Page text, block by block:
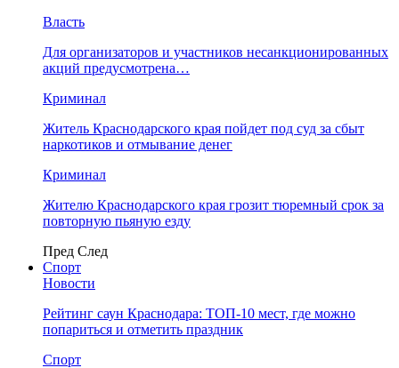
Власть
Для организаторов и участников несанкционированных
акций предусмотрена…
Криминал
Житель Краснодарского края пойдет под суд за сбыт
наркотиков и отмывание денег
Криминал
Жителю Краснодарского края грозит тюремный срок за
повторную пьяную езду
Пред След
Спорт
Новости
Рейтинг саун Краснодара: ТОП-10 мест, где можно
попариться и отметить праздник
Спорт